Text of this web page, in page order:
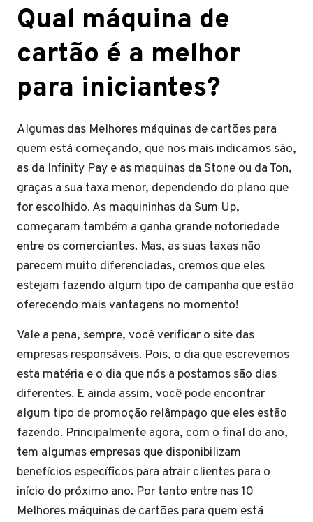
Qual máquina de
cartão é a melhor
para iniciantes?
Algumas das Melhores máquinas de cartões para
quem está começando, que nos mais indicamos são,
as da Infinity Pay e as maquinas da Stone ou da Ton,
graças a sua taxa menor, dependendo do plano que
for escolhido. As maquininhas da Sum Up,
começaram também a ganha grande notoriedade
entre os comerciantes. Mas, as suas taxas não
parecem muito diferenciadas, cremos que eles
estejam fazendo algum tipo de campanha que estão
oferecendo mais vantagens no momento!
Vale a pena, sempre, você verificar o site das
empresas responsáveis. Pois, o dia que escrevemos
esta matéria e o dia que nós a postamos são dias
diferentes. E ainda assim, você pode encontrar
algum tipo de promoção relâmpago que eles estão
fazendo. Principalmente agora, com o final do ano,
tem algumas empresas que disponibilizam
benefícios específicos para atrair clientes para o
início do próximo ano. Por tanto entre nas 10
Melhores máquinas de cartões para quem está